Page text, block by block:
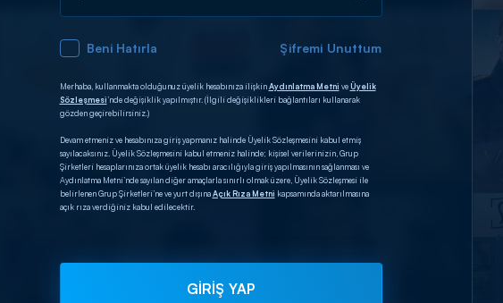
Beni Hatırla Şifremi Unuttum
Merhaba, kullanmakta olduğunuz üyelik hesabınıza ilişkinAydınlatma Metni veÜyelik
Sözleşmesi’nde değişiklik yapılmıştır. (İlgili değişiklikleri bağlantıları kullanarak
gözden geçirebilirsiniz.)
Devam etmeniz ve hesabınıza giriş yapmanız halinde Üyelik Sözleşmesini kabul etmiş
sayılacaksınız. Üyelik Sözleşmesini kabul etmeniz halinde; kişisel verilerinizin, Grup
Şirketleri hesaplarınıza ortak üyelik hesabı aracılığıyla giriş yapılmasının sağlanması ve
Aydınlatma Metni’nde sayılan diğer amaçlarla sınırlı olmak üzere, Üyelik Sözleşmesi ile
belirlenen Grup Şirketleri’ne ve yurt dışınaAçık Rıza Metni kapsamında aktarılmasına
açık rıza verdiğiniz kabul edilecektir.
GİRİŞ YAP